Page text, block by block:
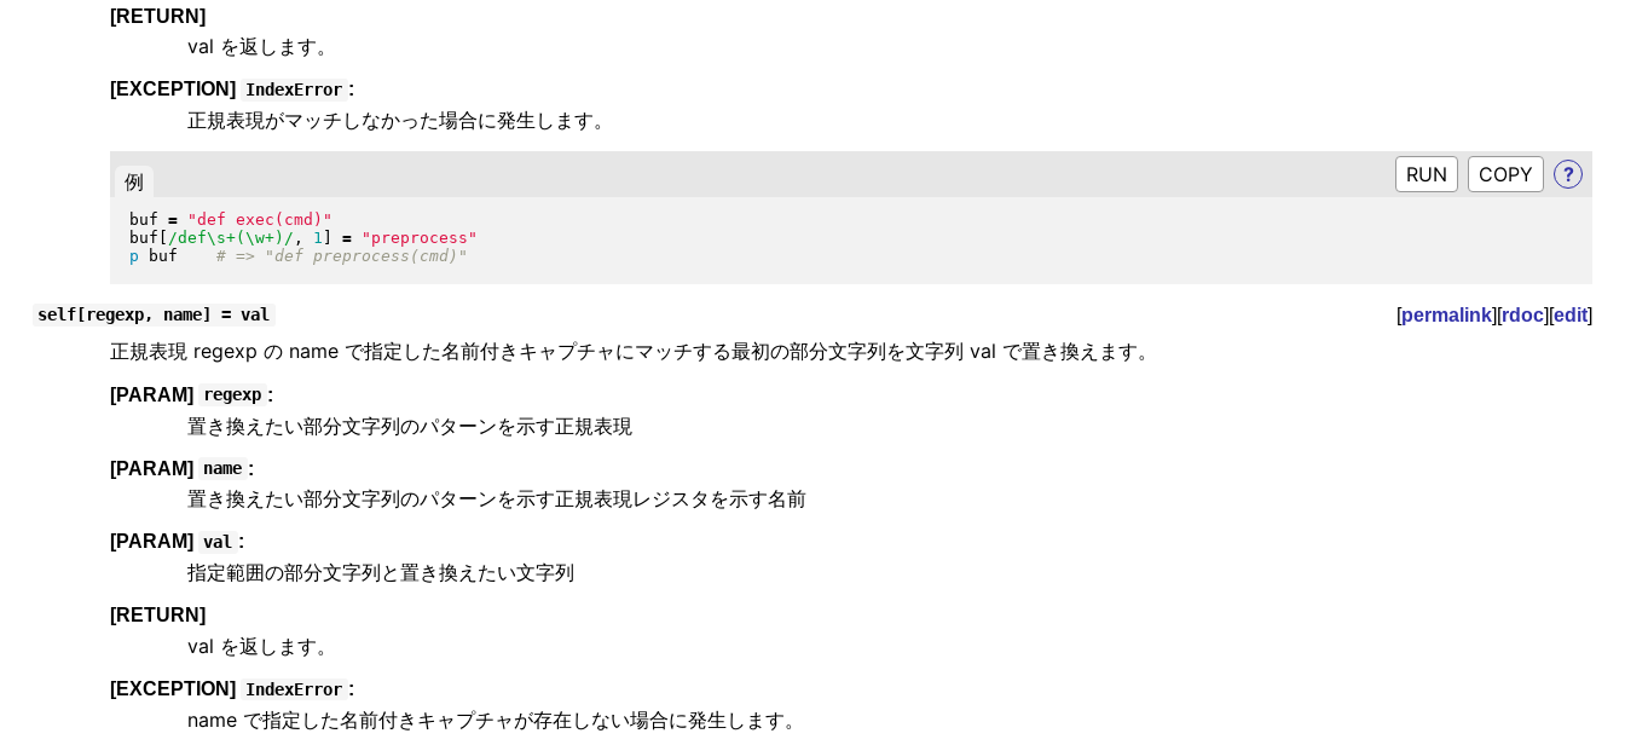
[RETURN]
val を返します。
[EXCEPTION] IndexError :
正規表現がマッチしなかった場合に発生します。
例 RUN ?
buf = "def exec(cmd) "
buf
/def\s+(\w+)/ , 1 = " preprocess "
p buf
self[regexp, name] = val [permalink][rdoc][edit]
正規表現 regexp の name で指定した名前付きキャプチャにマッチする最初の部分文字列を文字列 val で置き換えます。
[PARAM] regexp :
置き換えたい部分文字列のパターンを示す正規表現
[PARAM] name :
置き換えたい部分文字列のパターンを示す正規表現レジスタを示す名前
[PARAM] val :
指定範囲の部分文字列と置き換えたい文字列
[RETURN]
val を返します。
[EXCEPTION] IndexError :
name で指定した名前付きキャプチャが存在しない場合に発生します。